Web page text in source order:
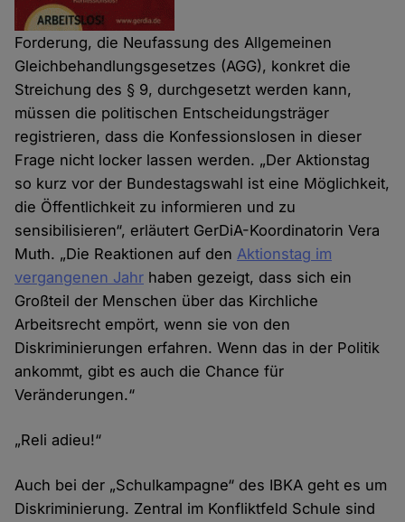
Forderung, die Neufassung des Allgemeinen
Gleichbehandlungsgesetzes (AGG), konkret die
Streichung des § 9, durchgesetzt werden kann,
müssen die politischen Entscheidungsträger
registrieren, dass die Konfessionslosen in dieser
Frage nicht locker lassen werden. „Der Aktionstag
so kurz vor der Bundestagswahl ist eine Möglichkeit,
die Öffentlichkeit zu informieren und zu
sensibilisieren“, erläutert GerDiA-Koordinatorin Vera
Muth. „Die Reaktionen auf denAktionstag im
vergangenen Jahr haben gezeigt, dass sich ein
Großteil der Menschen über das Kirchliche
Arbeitsrecht empört, wenn sie von den
Diskriminierungen erfahren. Wenn das in der Politik
ankommt, gibt es auch die Chance für
Veränderungen.“
„Reli adieu!“
Auch bei der „Schulkampagne“ des IBKA geht es um
Diskriminierung. Zentral im Konfliktfeld Schule sind